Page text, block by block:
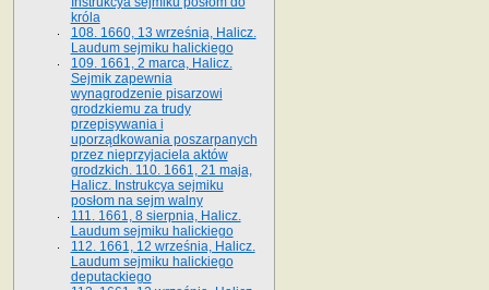
króla
108. 1660, 13 września, Halicz.
Laudum sejmiku halickiego
109. 1661, 2 marca, Halicz.
Sejmik zapewnia
wynagrodzenie pisarzowi
grodzkiemu za trudy
przepisywania i
uporządkowania poszarpanych
przez nieprzyjaciela aktów
grodzkich. 110. 1661, 21 maja,
Halicz. Instrukcya sejmiku
posłom na sejm walny
111. 1661, 8 sierpnia, Halicz.
Laudum sejmiku halickiego
112. 1661, 12 września, Halicz.
Laudum sejmiku halickiego
deputackiego